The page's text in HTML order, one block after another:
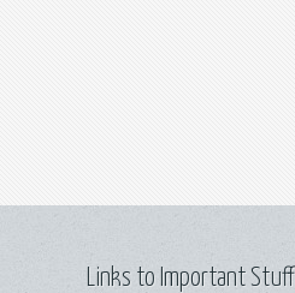
Links to Important Stuff